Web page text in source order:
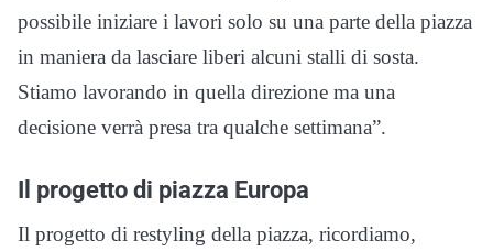
possibile iniziare i lavori solo su una parte della piazza
in maniera da lasciare liberi alcuni stalli di sosta.
Stiamo lavorando in quella direzione ma una
decisione verrà presa tra qualche settimana”.
Il progetto di piazza Europa
Il progetto di restyling della piazza, ricordiamo,